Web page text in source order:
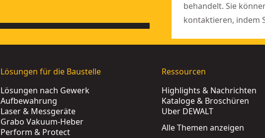
behandelt. Sie
kontaktieren, indem
Lösungen für die Baustelle
Lösungen nach Gewerk
Aufbewahrung
Laser & Messgeräte
Grabo Vakuum-Heber
Perform & Protect
Ressourcen
Highlights & Nachrichten
Kataloge & Broschüren
Über DEWALT
Alle Themen anzeigen